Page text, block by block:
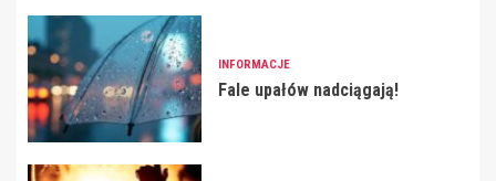
INFORMACJE
Fale upałów nadciągają!